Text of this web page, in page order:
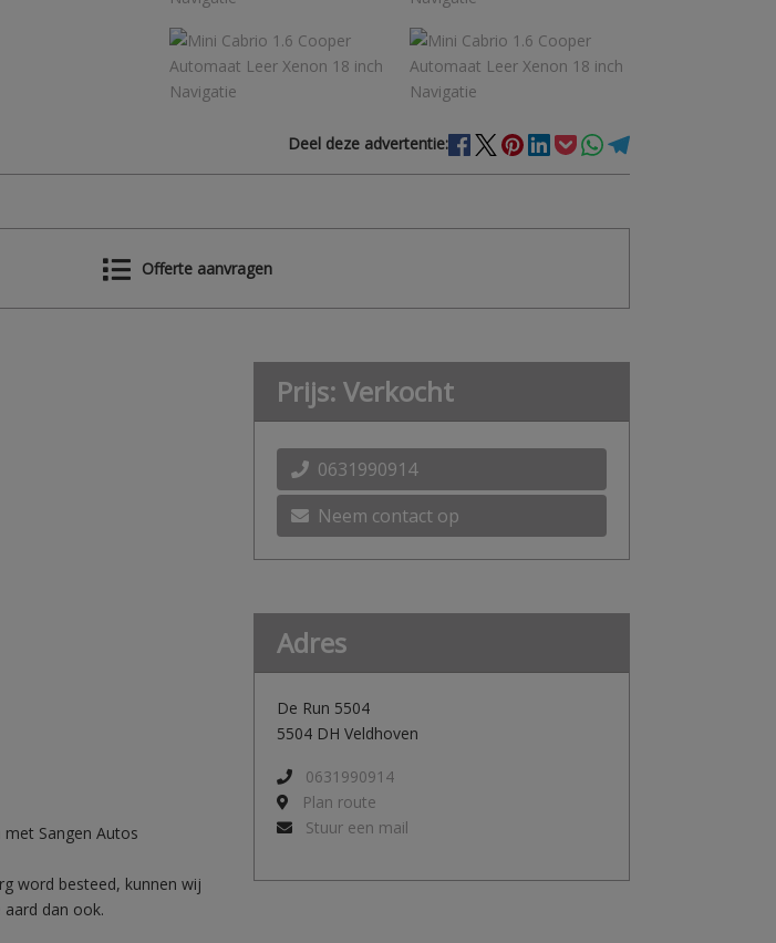
Deel deze advertentie:
Offerte aanvragen
Sangen Autos
word besteed, kunnen wij
dan ook.
Prijs: Verkocht
0631990914
Neem contact op
Adres
De Run 5504
5504 DH Veldhoven
0631990914
Plan route
Stuur een mail